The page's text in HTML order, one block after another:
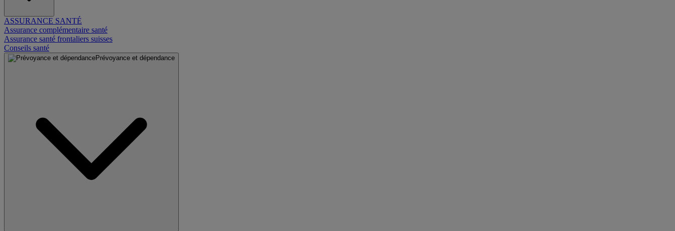
ASSURANCE SANTÉ
Assurance complémentaire santé
Assurance santé frontaliers suisses
Conseils santé
Prévoyance et dépendance